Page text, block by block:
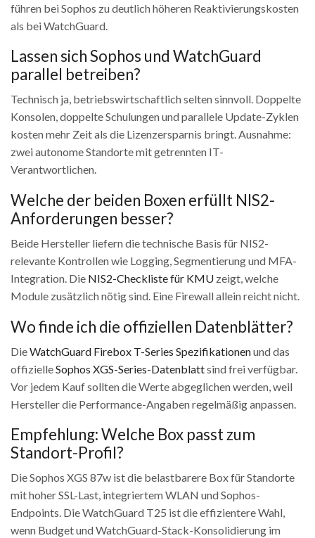
führen bei Sophos zu deutlich höheren Reaktivierungskosten
als bei WatchGuard.
Lassen sich Sophos und WatchGuard
parallel betreiben?
Technisch ja, betriebswirtschaftlich selten sinnvoll. Doppelte
Konsolen, doppelte Schulungen und parallele Update-Zyklen
kosten mehr Zeit als die Lizenzersparnis bringt. Ausnahme:
zwei autonome Standorte mit getrennten IT-
Verantwortlichen.
Welche der beiden Boxen erfüllt NIS2-
Anforderungen besser?
Beide Hersteller liefern die technische Basis für NIS2-
relevante Kontrollen wie Logging, Segmentierung und MFA-
Integration. Die NIS2-Checkliste für KMU zeigt, welche
Module zusätzlich nötig sind. Eine Firewall allein reicht nicht.
Wo finde ich die offiziellen Datenblätter?
DieWatchGuard Firebox T-Series Spezifikationenund das
offizielleSophos XGS-Series-Datenblattsind frei verfügbar.
Vor jedem Kauf sollten die Werte abgeglichen werden, weil
Hersteller die Performance-Angaben regelmäßig anpassen.
Empfehlung: Welche Box passt zum
Standort-Profil?
Die Sophos XGS 87w ist die belastbarere Box für Standorte
mit hoher SSL-Last, integriertem WLAN und Sophos-
Endpoints. Die WatchGuard T25 ist die effizientere Wahl,
wenn Budget und WatchGuard-Stack-Konsolidierung im